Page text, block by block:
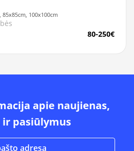
85x85cm, 100x100cm
80-250€
apie naujienas,
ir pasiūlymus